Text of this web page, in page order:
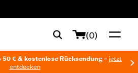
(0)
50 € & kostenlose Rücksendung – jetzt
entdecken